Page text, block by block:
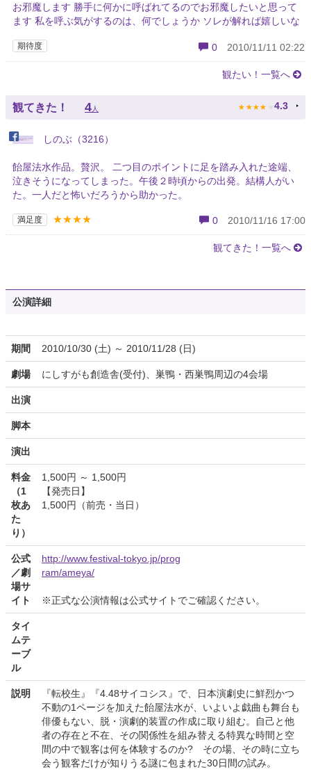
お邪魔します 勝手に何かに呼ばれてるのでお邪魔したいと思って
ます 私を呼ぶ気がするのは、何でしょうか ソレが解れば嬉しいな
期待度 0 2010/11/11 02:22
観たい！一覧へ
観てきた！ 4 人 ★ ★ ★ ★ ★ 4.3
しのぶ（3216）
飴屋法水作品。贅沢。 二つ目のポイントに足を踏み入れた途端、
泣きそうになってしまった。午後２時頃からの出発。結構人がい
た。一人だと怖いだろうから助かった。
満足度 ★★★★ 0 2010/11/16 17:00
観てきた！一覧へ
公演詳細
期間 2010/10/30 (土) ～ 2010/11/28 (日)
劇場 にしすがも創造舎(受付)、巣鴨・西巣鴨周辺の4会場
出演
脚本
演出
料金
（1
枚あ
た
り）
1,500円 ～ 1,500円
【発売日】
1,500円（前売・当日）
公式
／劇
場サ
イト
http://www.festival-tokyo.jp/prog
ram/ameya/
※正式な公演情報は公式サイトでご確認ください。
タイ
ムテ
ーブ
ル
説明
『転校生』『4.48サイコシス』で、日本演劇史に鮮烈かつ
不動の1ページを加えた飴屋法水が、いよいよ戯曲も舞台も
俳優もない、脱・演劇的装置の作成に取り組む。自己と他
者の存在と不在、その関係性を組み替える特異な時間と空
間の中で観客は何を体験するのか? その場、その時に立ち
会う観客だけが知りうる謎に包まれた30日間の試み。